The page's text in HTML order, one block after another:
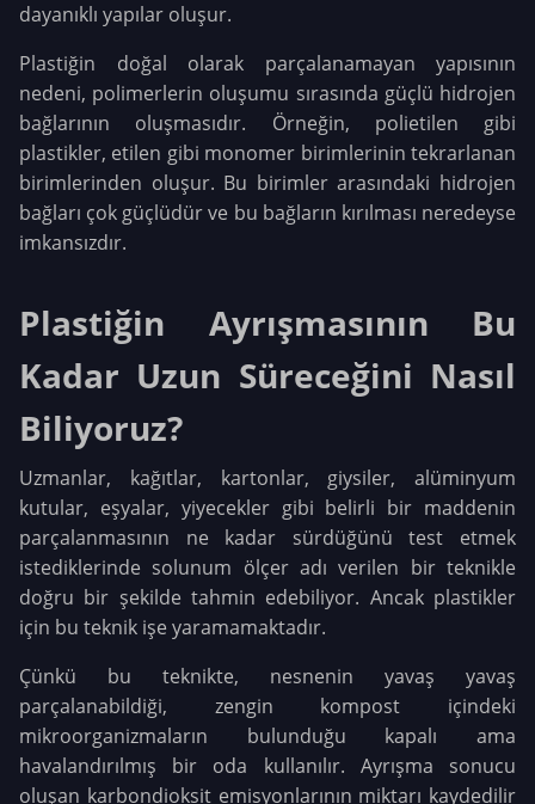
dayanıklı yapılar oluşur.
Plastiğin doğal olarak parçalanamayan yapısının
nedeni, polimerlerin oluşumu sırasında güçlü hidrojen
bağlarının oluşmasıdır. Örneğin, polietilen gibi
plastikler, etilen gibi monomer birimlerinin tekrarlanan
birimlerinden oluşur. Bu birimler arasındaki hidrojen
bağları çok güçlüdür ve bu bağların kırılması neredeyse
imkansızdır.
Plastiğin Ayrışmasının Bu
Kadar Uzun Süreceğini Nasıl
Biliyoruz?
Uzmanlar, kağıtlar, kartonlar, giysiler, alüminyum
kutular, eşyalar, yiyecekler gibi belirli bir maddenin
parçalanmasının ne kadar sürdüğünü test etmek
istediklerinde solunum ölçer adı verilen bir teknikle
doğru bir şekilde tahmin edebiliyor. Ancak plastikler
için bu teknik işe yaramamaktadır.
Çünkü bu teknikte, nesnenin yavaş yavaş
parçalanabildiği, zengin kompost içindeki
mikroorganizmaların bulunduğu kapalı ama
havalandırılmış bir oda kullanılır. Ayrışma sonucu
oluşan karbondioksit emisyonlarının miktarı kaydedilir